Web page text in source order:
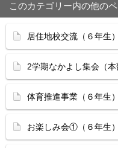
このカテゴリー内の他の
居住地校交流（６年生）
2学期なかよし集会（本
体育推進事業（６年生）
お楽しみ会①（６年生）